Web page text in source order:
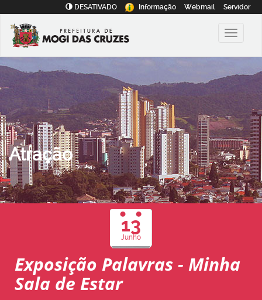
DESATIVADO Informação Webmail Servidor
Atração
13
Junho
Exposição Palavras - Minha
Sala de Estar